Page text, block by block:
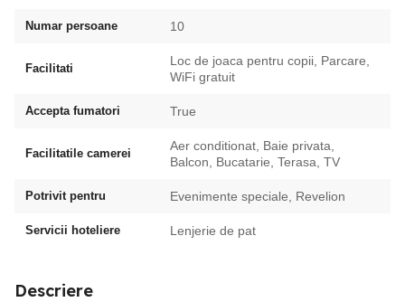
Numar persoane 10
Facilitati
Loc de joaca pentru copii, Parcare,
WiFi gratuit
Accepta fumatori True
Facilitatile camerei
Aer conditionat, Baie privata,
Balcon, Bucatarie, Terasa, TV
Potrivit pentru Evenimente speciale, Revelion
Servicii hoteliere Lenjerie de pat
Descriere